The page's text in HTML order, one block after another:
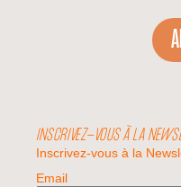
INSCRIVEZ-VOUS À LA
Inscrivez-vous à la
Email